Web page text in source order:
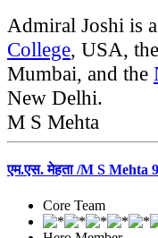
Admiral Joshi is
College, USA, the
Mumbai, and the
New Delhi.
M S Mehta
एम.एस. मेहता /M S Mehta
Core Team